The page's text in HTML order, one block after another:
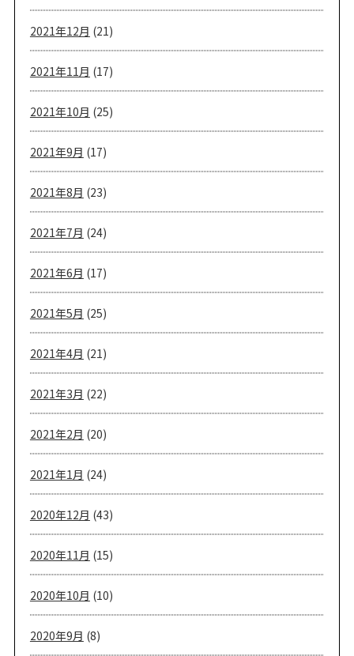
2021年12月 (21)
2021年11月 (17)
2021年10月 (25)
2021年9月 (17)
2021年8月 (23)
2021年7月 (24)
2021年6月 (17)
2021年5月 (25)
2021年4月 (21)
2021年3月 (22)
2021年2月 (20)
2021年1月 (24)
2020年12月 (43)
2020年11月 (15)
2020年10月 (10)
2020年9月 (8)